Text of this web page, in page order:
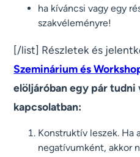
ha kíváncsi vagy egy
szakvéleményre!
[/list] Részletek és
Szeminárium és
elöljáróban egy pár tudni
kapcsolatban:
Konstruktív leszek. Ha
negatívumként, akkor